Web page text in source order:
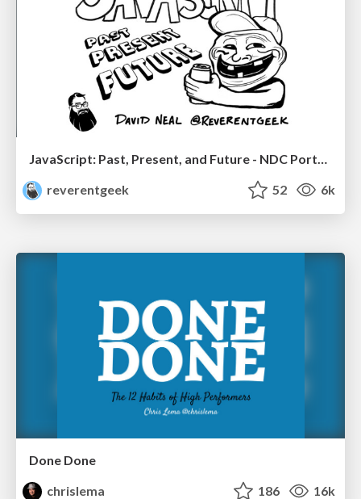
JavaScript: Past, Present, and Future - NDC Porto 2020
reverentgeek
52 6k
Done Done
chrislema
186 16k